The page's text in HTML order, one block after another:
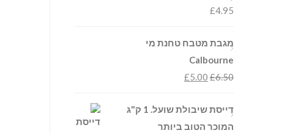
£4.95
מגבת מטבח טחנת מי
Calbourne
£6.50
£5.00
דייסת שיבולת שועל. 1 ק"ג
המוכר הטוב ביותר